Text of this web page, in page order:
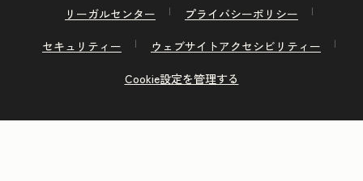
リーガルセンター
プライバシーポリシー
セキュリティー
ウェブサイトアクセシビリティー
Cookie設定を管理する